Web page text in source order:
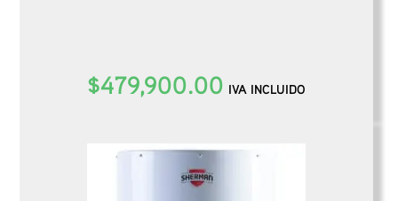
$479,900.00 IVA INCLUIDO